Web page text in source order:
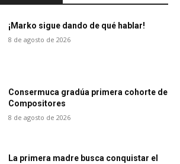
¡Marko sigue dando de qué hablar!
8 de agosto de 2026
Consermuca gradúa primera cohorte de
Compositores
8 de agosto de 2026
La primera madre busca conquistar el